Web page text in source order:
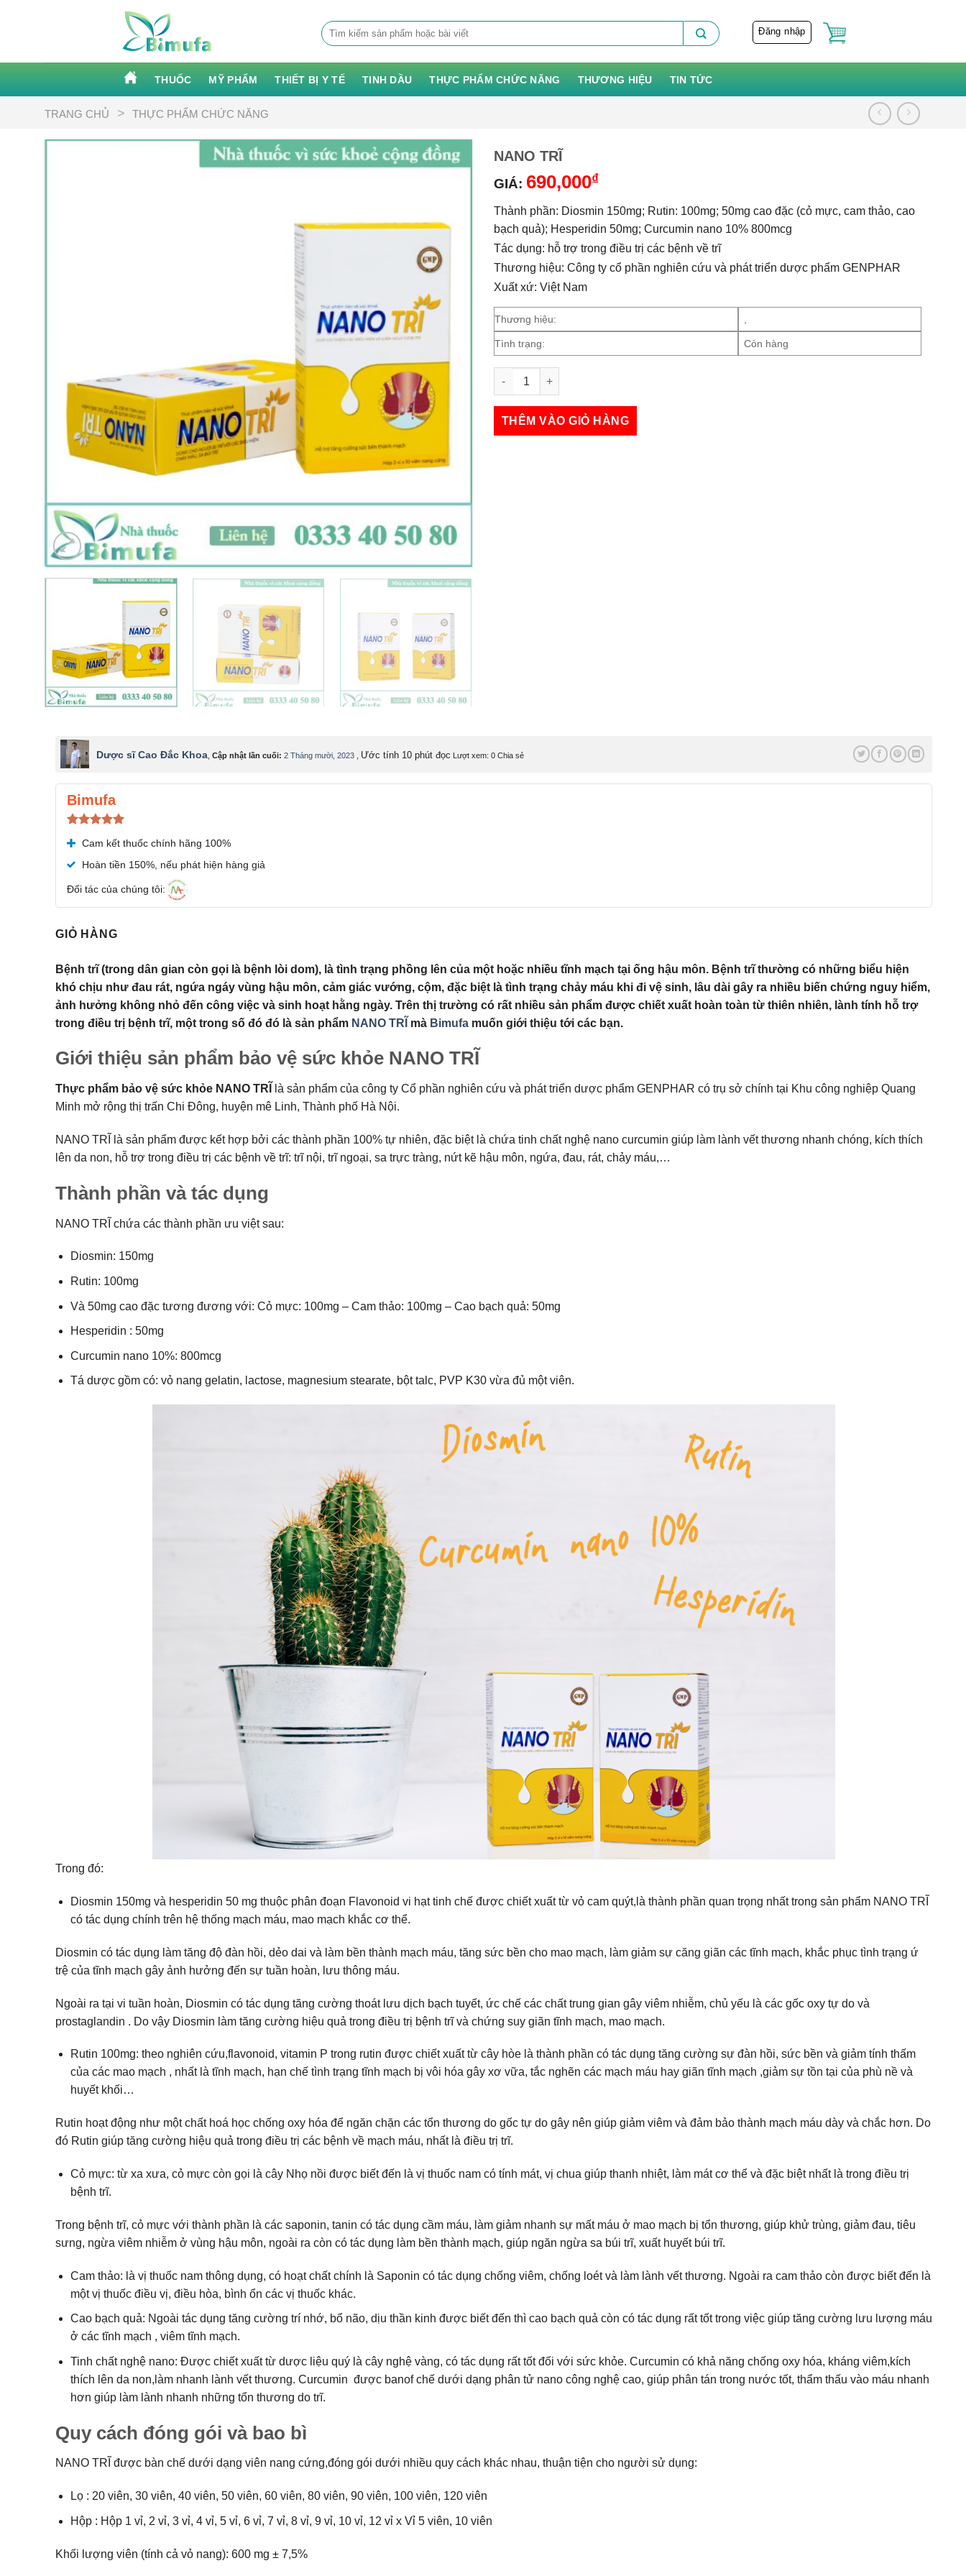
Tìm
kiếm:
Đăng nhập
THUỐC MỸ PHẨM THIẾT BỊ Y TẾ TINH DẦU THỰC PHẨM CHỨC NĂNG THƯƠNG HIỆU TIN TỨC
TRANG CHỦ > THỰC PHẨM CHỨC NĂNG
NANO TRĨ
GIÁ: 690,000₫
Thành phần: Diosmin 150mg; Rutin: 100mg; 50mg cao đặc (cỏ mực, cam thảo, cao
bạch quả); Hesperidin 50mg; Curcumin nano 10% 800mcg
Tác dụng: hỗ trợ trong điều trị các bệnh về trĩ
Thương hiệu: Công ty cổ phần nghiên cứu và phát triển dược phẩm GENPHAR
Xuất xứ: Việt Nam
Thương hiệu:
Tình trạng: Còn hàng
THÊM VÀO GIỎ HÀNG
Dược sĩ Cao Đắc Khoa, Cập nhật lần cuối: 2 Tháng mười, 2023 , Ước tính 10 phút đọc Lượt xem: 0 Chia sẻ
Bimufa
hạng5.00
5 sao
Cam kết thuốc chính hãng 100%
Hoàn tiền 150%, nếu phát hiện hàng giả
Đối tác của chúng tôi:
GIỎ HÀNG
Bệnh trĩ (trong dân gian còn gọi là bệnh lòi dom), là tình trạng phồng lên của một hoặc nhiều tĩnh mạch tại ống hậu môn. Bệnh trĩ thường có những biểu hiện
khó chịu như đau rát, ngứa ngáy vùng hậu môn, cảm giác vướng, cộm, đặc biệt là tình trạng chảy máu khi đi vệ sinh, lâu dài gây ra nhiều biến chứng nguy hiểm,
ảnh hưởng không nhỏ đến công việc và sinh hoạt hằng ngày. Trên thị trường có rất nhiều sản phẩm được chiết xuất hoàn toàn từ thiên nhiên, lành tính hỗ trợ
trong điều trị bệnh trĩ, một trong số đó đó là sản phẩm NANO TRĨ mà Bimufa muốn giới thiệu tới các bạn.
Giới thiệu sản phẩm bảo vệ sức khỏe NANO TRĨ
Thực phẩm bảo vệ sức khỏe NANO TRĨ
là sản phẩm của công ty Cổ phần nghiên cứu và phát triển dược phẩm GENPHAR có trụ sở chính tại Khu công nghiệp Quang
Minh mở rộng thị trấn Chi Đông, huyện mê Linh, Thành phố Hà Nội.
NANO TRĨ là sản phẩm được kết hợp bởi các thành phần 100% tự nhiên, đặc biệt là chứa tinh chất nghệ nano curcumin giúp làm lành vết thương nhanh chóng, kích thích
lên da non, hỗ trợ trong điều trị các bệnh về trĩ: trĩ nội, trĩ ngoại, sa trực tràng, nứt kẽ hậu môn, ngứa, đau, rát, chảy máu,…
Thành phần và tác dụng
NANO TRĨ chứa các thành phần ưu việt sau:
Diosmin: 150mg
Rutin: 100mg
Và 50mg cao đặc tương đương với: Cỏ mực: 100mg – Cam thảo: 100mg – Cao bạch quả: 50mg
Hesperidin : 50mg
Curcumin nano 10%: 800mcg
Tá dược gồm có: vỏ nang gelatin, lactose, magnesium stearate, bột talc, PVP K30 vừa đủ một viên.
Trong đó:
Diosmin 150mg và hesperidin 50 mg thuộc phân đoạn Flavonoid vi hạt tinh chế được chiết xuất từ vỏ cam quýt,là thành phần quan trọng nhất trong sản phẩm NANO TRĨ
có tác dụng chính trên hệ thống mạch máu, mao mạch khắc cơ thể.
Diosmin có tác dụng làm tăng độ đàn hồi, dẻo dai và làm bền thành mạch máu, tăng sức bền cho mao mạch, làm giảm sự căng giãn các tĩnh mạch, khắc phục tình trạng ứ
trệ của tĩnh mạch gây ảnh hưởng đến sự tuần hoàn, lưu thông máu.
Ngoài ra tại vi tuần hoàn, Diosmin có tác dụng tăng cường thoát lưu dịch bạch tuyết, ức chế các chất trung gian gây viêm nhiễm, chủ yếu là các gốc oxy tự do và
prostaglandin . Do vậy Diosmin làm tăng cường hiệu quả trong điều trị bệnh trĩ và chứng suy giãn tĩnh mạch, mao mạch.
Rutin 100mg: theo nghiên cứu,flavonoid, vitamin P trong rutin được chiết xuất từ cây hòe là thành phần có tác dụng tăng cường sự đàn hồi, sức bền và giảm tính thấm
của các mao mạch , nhất là tĩnh mạch, hạn chế tình trạng tĩnh mạch bị vôi hóa gây xơ vữa, tắc nghẽn các mạch máu hay giãn tĩnh mạch ,giảm sự tồn tại của phù nề và
huyết khối…
Rutin hoạt động như một chất hoá học chống oxy hóa để ngăn chặn các tổn thương do gốc tự do gây nên giúp giảm viêm và đảm bảo thành mạch máu dày và chắc hơn. Do
đó Rutin giúp tăng cường hiệu quả trong điều trị các bệnh về mạch máu, nhất là điều trị trĩ.
Cỏ mực: từ xa xưa, cỏ mực còn gọi là cây Nhọ nồi được biết đến là vị thuốc nam có tính mát, vị chua giúp thanh nhiệt, làm mát cơ thể và đặc biệt nhất là trong điều trị
bệnh trĩ.
Trong bệnh trĩ, cỏ mực với thành phần là các saponin, tanin có tác dụng cầm máu, làm giảm nhanh sự mất máu ở mao mạch bị tổn thương, giúp khử trùng, giảm đau, tiêu
sưng, ngừa viêm nhiễm ở vùng hậu môn, ngoài ra còn có tác dụng làm bền thành mạch, giúp ngăn ngừa sa búi trĩ, xuất huyết búi trĩ.
Cam thảo: là vị thuốc nam thông dụng, có hoạt chất chính là Saponin có tác dụng chống viêm, chống loét và làm lành vết thương. Ngoài ra cam thảo còn được biết đến là
một vị thuốc điều vị, điều hòa, bình ổn các vị thuốc khác.
Cao bạch quả: Ngoài tác dụng tăng cường trí nhớ, bổ não, dịu thần kinh được biết đến thì cao bạch quả còn có tác dụng rất tốt trong việc giúp tăng cường lưu lượng máu
ở các tĩnh mạch , viêm tĩnh mạch.
Tinh chất nghệ nano: Được chiết xuất từ dược liệu quý là cây nghệ vàng, có tác dụng rất tốt đối với sức khỏe. Curcumin có khả năng chống oxy hóa, kháng viêm,kích
thích lên da non,làm nhanh lành vết thương. Curcumin được banof chế dưới dạng phân tử nano công nghệ cao, giúp phân tán trong nước tốt, thẩm thấu vào máu nhanh
hơn giúp làm lành nhanh những tổn thương do trĩ.
Quy cách đóng gói và bao bì
NANO TRĨ được bàn chế dưới dạng viên nang cứng,đóng gói dưới nhiều quy cách khác nhau, thuận tiện cho người sử dụng:
Lọ : 20 viên, 30 viên, 40 viên, 50 viên, 60 viên, 80 viên, 90 viên, 100 viên, 120 viên
Hộp : Hộp 1 vỉ, 2 vỉ, 3 vỉ, 4 vỉ, 5 vỉ, 6 vỉ, 7 vỉ, 8 vỉ, 9 vỉ, 10 vỉ, 12 vỉ x Vỉ 5 viên, 10 viên
Khối lượng viên (tính cả vỏ nang): 600 mg ± 7,5%